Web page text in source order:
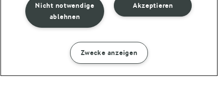
ZUBEREITUNG ZUTATEN
Datenschutzbestimmungen
Akzeptieren
Nicht notwendige
ablehnen
Zwecke anzeigen